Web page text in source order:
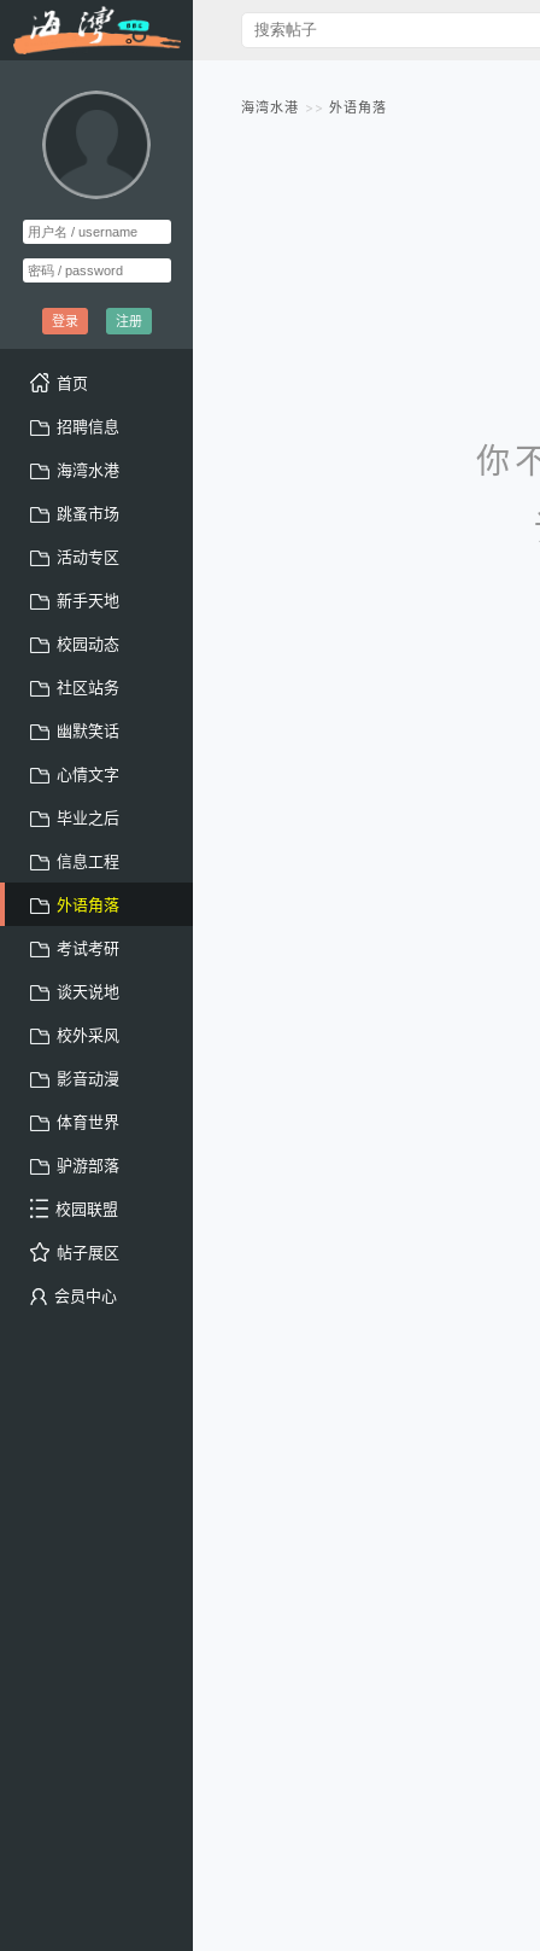
登录 注册
首页
招聘信息
海湾水港
跳蚤市场
活动专区
新手天地
校园动态
社区站务
幽默笑话
心情文字
毕业之后
信息工程
外语角落
考试考研
谈天说地
校外采风
影音动漫
体育世界
驴游部落
校园联盟
帖子展区
会员中心
海湾水港 外语角落
你